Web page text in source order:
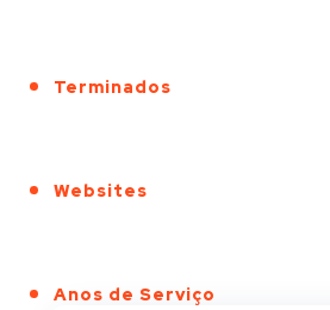
Terminados
Websites
Anos de Serviço